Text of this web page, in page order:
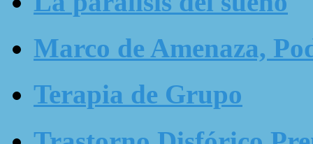
Marco de Amenaza,
Terapia de Grupo